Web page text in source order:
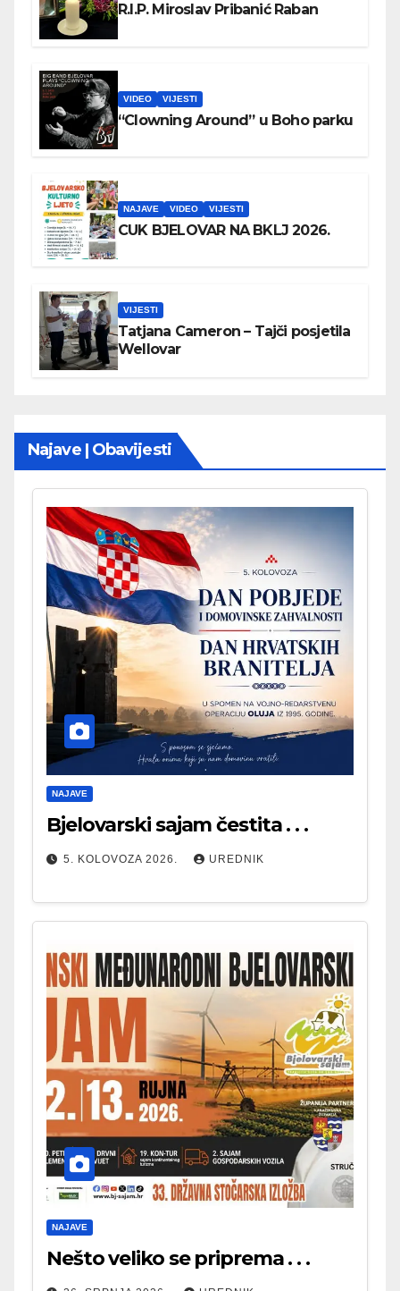
R.I.P. Miroslav Pribanić Raban
VIDEO VIJESTI
“Clowning Around” u Boho parku
NAJAVE VIDEO VIJESTI
CUK BJELOVAR NA BKLJ 2026.
VIJESTI
Tatjana Cameron – Tajči posjetila
Wellovar
Najave | Obavijesti
NAJAVE
Bjelovarski sajam čestita . . .
5. KOLOVOZA 2026. UREDNIK
NAJAVE
Nešto veliko se priprema . . .